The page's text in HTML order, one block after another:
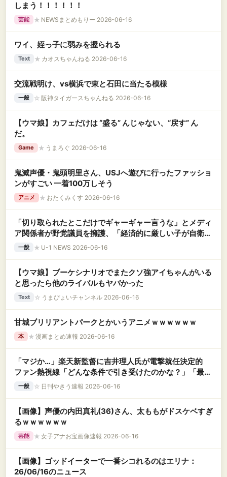
しまう！！！！！！
芸能 ★ NEWSまとめもりー 2026-06-16
ワイ、姪っ子に弱みを握られる
Text ★ カオスちゃんねる 2026-06-16
交流戦明け、vs横浜で東と石田に当たる模様
一般 ☆ 阪神タイガースちゃんねる 2026-06-16
【ウマ娘】カフェだけは “盛る” んじゃない、“戻す” ん
だ。
Game ★ うまろぐ 2026-06-16
鬼滅声優・鬼頭明里さん、USJへ遊びに行ったファッショ
ンがすごい 一着100万しそう
アニメ ★ おたくみくす 2026-06-16
「切り取られたとこだけでギャーギャー言うな」とメディ
ア関係者が野党議員を擁護、「経済的に厳しい子が自衛
隊」発言は全体を見れば違う
一般 ★ U-1 NEWS 2026-06-16
【ウマ娘】ブーケシナリオでまたクソ強アイちゃんがいる
と思ったら他のライバルもヤバかった
Text ☆ うまぴょいチャンネル 2026-06-16
甘城ブリリアントパークとかいうアニメｗｗｗｗｗｗ
本 ★ 漫画まとめ速報 2026-06-16
「マジか…」楽天新監督に吉井理人氏が電撃就任決定的
ファン熱視線「どんな条件で引き受けたのかな？」「最低
でも3年はお任せしてほしい」
一般 ☆ 日刊やきう速報 2026-06-16
【画像】声優の内田真礼(36)さん、太ももがドスケベすぎ
るｗｗｗｗｗｗ
芸能 ★ 女子アナお宝画像速報 2026-06-16
【画像】ゴッドイーターで一番シコれるのはエリナ：
26/06/16のニュース